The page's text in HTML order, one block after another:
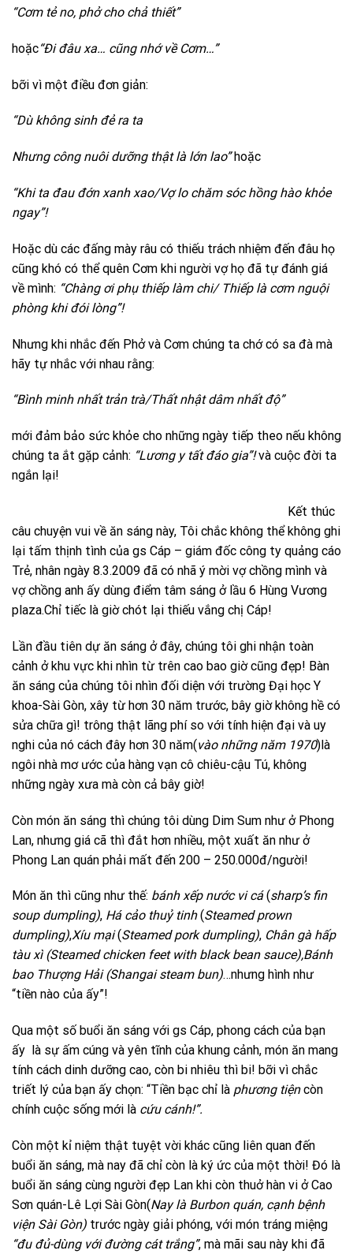
“Cơm tẻ no, phở cho chả thiết”
hoặc“Đi đâu xa… cũng nhớ về Cơm…”
bỡi vì một điều đơn giản:
“Dù không sinh đẻ ra ta
Nhưng công nuôi dưỡng thật là lớn lao”hoặc
“Khi ta đau đớn xanh xao/Vợ lo chăm sóc hồng hào khỏe
ngay”!
Hoặc dù các đấng mày râu có thiếu trách nhiệm đến đâu họ
cũng khó có thể quên Cơm khi người vợ họ đã tự đánh giá
về mình: “Chàng ơi phụ thiếp làm chi/ Thiếp là cơm nguội
phòng khi đói lòng”!
Nhưng khi nhắc đến Phở và Cơm chúng ta chớ có sa đà mà
hãy tự nhắc với nhau rằng:
“Bình minh nhất trản trà/Thất nhật dâm nhất độ”
mới đảm bảo sức khỏe cho những ngày tiếp theo nếu không
chúng ta ắt gặp cảnh: “Lương y tất đáo gia”!và cuộc đời ta
ngắn lại!
Kết thúc
câu chuyện vui về ăn sáng này, Tôi chắc không thể không ghi
lại tấm thịnh tình của gs Cáp – giám đốc công ty quảng cáo
Trẻ, nhân ngày 8.3.2009 đã có nhã ý mời vợ chồng mình và
vợ chồng anh ấy dùng điểm tâm sáng ở lầu 6 Hùng Vương
plaza.Chỉ tiếc là giờ chót lại thiếu vắng chị Cáp!
Lần đầu tiên dự ăn sáng ở đây, chúng tôi ghi nhận toàn
cảnh ở khu vực khi nhìn từ trên cao bao giờ cũng đẹp! Bàn
ăn sáng của chúng tôi nhìn đối diện với trường Đại học Y
khoa-Sài Gòn, xây từ hơn 30 năm trước, bây giờ không hề có
sửa chữa gì! trông thật lãng phí so với tính hiện đại và uy
nghi của nó cách đây hơn 30 năm(vào những năm 1970)là
ngôi nhà mơ ước của hàng vạn cô chiêu-cậu Tú, không
những ngày xưa mà còn cả bây giờ!
Còn món ăn sáng thì chúng tôi dùng Dim Sum như ở Phong
Lan, nhưng giá cã thì đắt hơn nhiều, một xuất ăn như ở
Phong Lan quán phải mất đến 200 – 250.000đ/người!
Món ăn thì cũng như thế: bánh xếp nước vi cá(sharp’s fin
soup dumpling), Há cảo thuỷ tinh(Steamed prown
dumpling),Xíu mại(Steamed pork dumpling), Chân gà hấp
tàu xì (Steamed chicken feet with black bean sauce),Bánh
bao Thượng Hải (Shangai steam bun)…nhưng hình như
“tiền nào của ấy”!
Qua một số buổi ăn sáng với gs Cáp, phong cách của bạn
ấy là sự ấm cúng và yên tĩnh của khung cảnh, món ăn mang
tính cách dinh dưỡng cao, còn bi nhiêu thì bi! bỡi vì chắc
triết lý của bạn ấy chọn: “Tiền bạc chỉ là phương tiệncòn
chính cuộc sống mới là cứu cánh!”.
Còn một kỉ niệm thật tuyệt vời khác cũng liên quan đến
buổi ăn sáng, mà nay đã chỉ còn là ký ức của một thời! Đó là
buổi ăn sáng cùng người đẹp Lan khi còn thuở hàn vi ở Cao
Sơn quán-Lê Lợi Sài Gòn(Nay là Burbon quán, cạnh bệnh
viện Sài Gòn) trước ngày giải phóng, với món tráng miệng
“đu đủ-dùng với đường cát trắng”, mà mãi sau này khi đã